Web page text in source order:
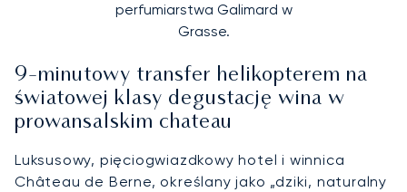
perfumiarstwa Galimard w
Grasse.
9-minutowy transfer helikopterem na
światowej klasy degustację wina w
prowansalskim chateau
Luksusowy, pięciogwiazdkowy hotel i winnica
Château de Berne, określany jako „dziki, naturalny